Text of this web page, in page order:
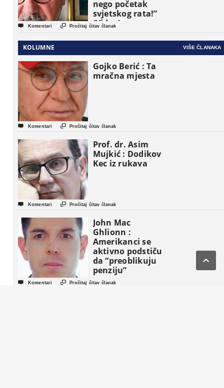
nego početak
svjetskog rata!”
(Video)
 Komentari  Pročitaj čitav članak
KOLUMNE VIŠE ČLANAKA
Gojko Berić : Ta
mračna mjesta
 Komentari  Pročitaj čitav članak
Prof. dr. Asim
Mujkić : Dodikov
Kec iz rukava
 Komentari  Pročitaj čitav članak
John Mac
Ghlionn :
Amerikanci se
aktivno podstiču
da “preoblikuju
penziju”
 Komentari  Pročitaj čitav članak
